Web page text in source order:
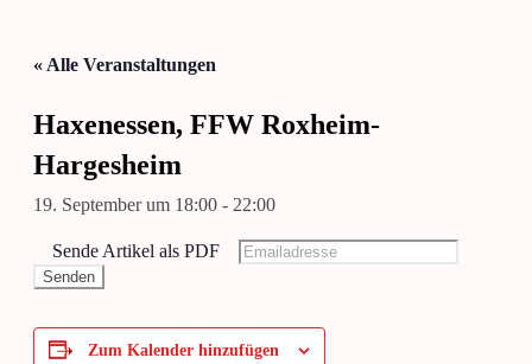
« Alle Veranstaltungen
Haxenessen, FFW Roxheim-
Hargesheim
19. September um 18:00 - 22:00
Sende Artikel als PDF
Zum Kalender hinzufügen